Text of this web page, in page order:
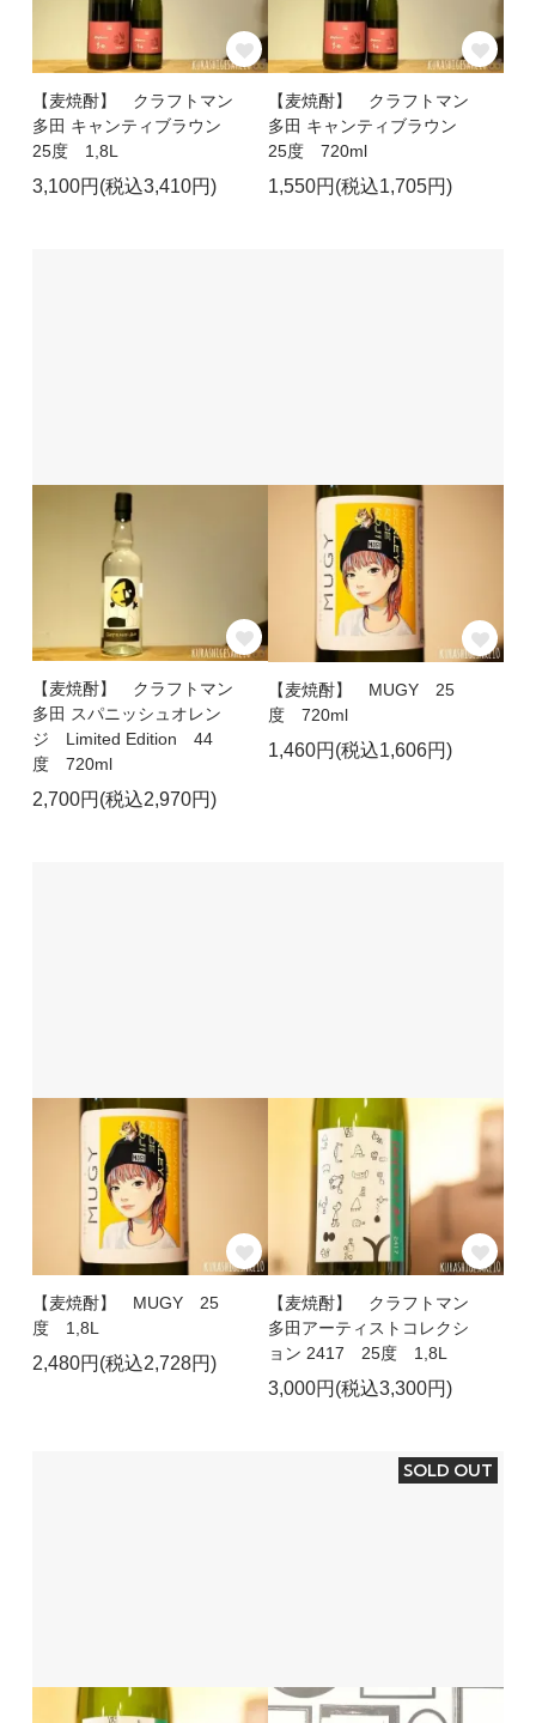
【麦焼酎】 クラフトマン
多田 キャンティブラウン
25度 1,8L
3,100円(税込3,410円)
【麦焼酎】 クラフトマン
多田 キャンティブラウン
25度 720ml
1,550円(税込1,705円)
【麦焼酎】 クラフトマン
多田 スパニッシュオレン
ジ Limited Edition 44
度 720ml
2,700円(税込2,970円)
【麦焼酎】 MUGY 25
度 720ml
1,460円(税込1,606円)
【麦焼酎】 MUGY 25
度 1,8L
2,480円(税込2,728円)
【麦焼酎】 クラフトマン
多田アーティストコレクシ
ョン 2417 25度 1,8L
3,000円(税込3,300円)
SOLD OUT